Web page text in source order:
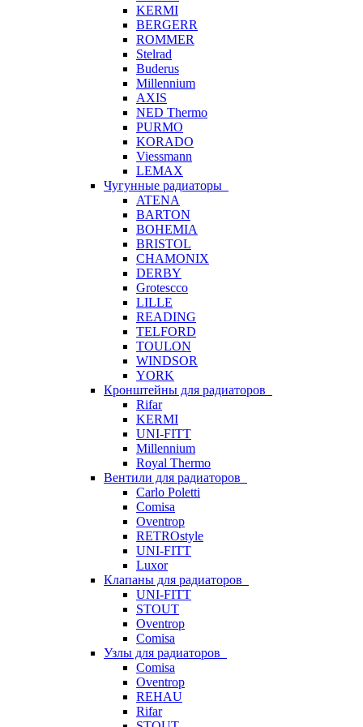
KERMI
BERGERR
ROMMER
Stelrad
Buderus
Millennium
AXIS
NED Thermo
PURMO
KORADO
Viessmann
LEMAX
Чугунные радиаторы
ATENA
BARTON
BOHEMIA
BRISTOL
CHAMONIX
DERBY
Grotescco
LILLE
READING
TELFORD
TOULON
WINDSOR
YORK
Кронштейны для радиаторов
Rifar
KERMI
UNI-FITT
Millennium
Royal Thermo
Вентили для радиаторов
Carlo Poletti
Comisa
Oventrop
RETROstyle
UNI-FITT
Luxor
Клапаны для радиаторов
UNI-FITT
STOUT
Oventrop
Comisa
Узлы для радиаторов
Comisa
Oventrop
REHAU
Rifar